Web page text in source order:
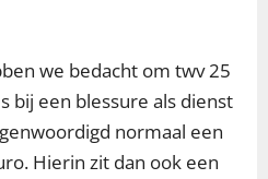
we bedacht om twv 25
bij een blessure als dienst
normaal een
Hierin zit dan ook een